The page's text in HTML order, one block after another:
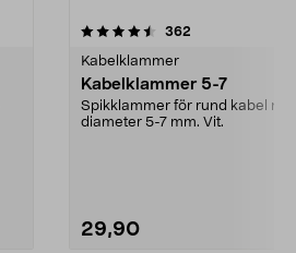
362
Kabelklammer
Kabelklammer 5-7
Spikklammer för rund kabel med
diameter 5-7 mm. Vit.
29,90
4.0 av 5 stjärnor